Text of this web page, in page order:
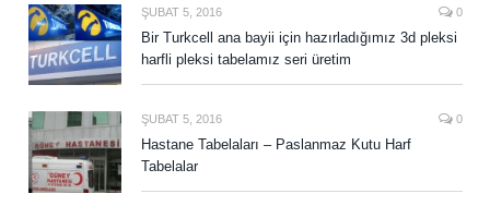
ŞUBAT 5, 2016 0
Bir Turkcell ana bayii için hazırladığımız 3d pleksi
harfli pleksi tabelamız seri üretim
ŞUBAT 5, 2016 0
Hastane Tabelaları – Paslanmaz Kutu Harf
Tabelalar